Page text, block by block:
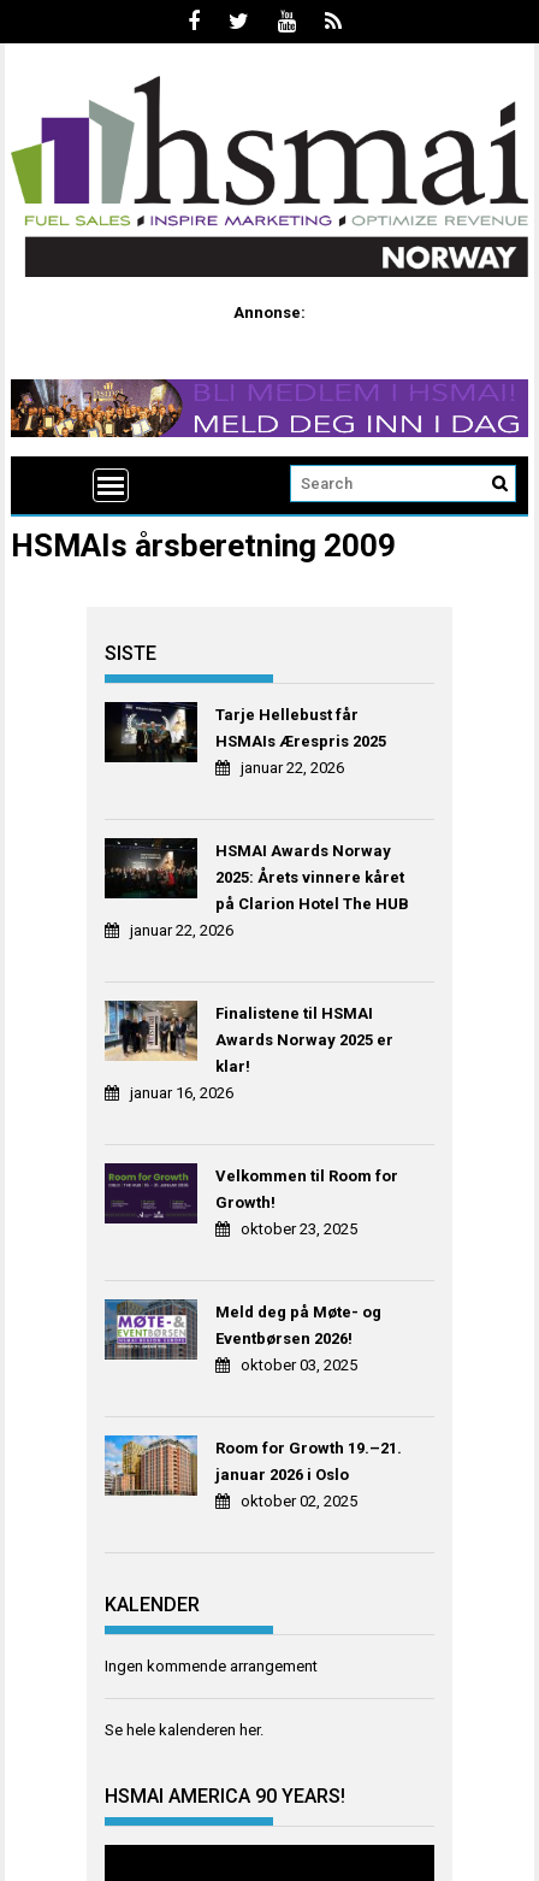
Annonse:
HSMAIs årsberetning 2009
SISTE
Tarje Hellebust får
HSMAIs Ærespris 2025
januar 22, 2026
HSMAI Awards Norway
2025: Årets vinnere kåret
på Clarion Hotel The HUB
januar 22, 2026
Finalistene til HSMAI
Awards Norway 2025 er
klar!
januar 16, 2026
Velkommen til Room for
Growth!
oktober 23, 2025
Meld deg på Møte- og
Eventbørsen 2026!
oktober 03, 2025
Room for Growth 19.–21.
januar 2026 i Oslo
oktober 02, 2025
KALENDER
Ingen kommende arrangement
Se hele kalenderen her.
HSMAI AMERICA 90 YEARS!